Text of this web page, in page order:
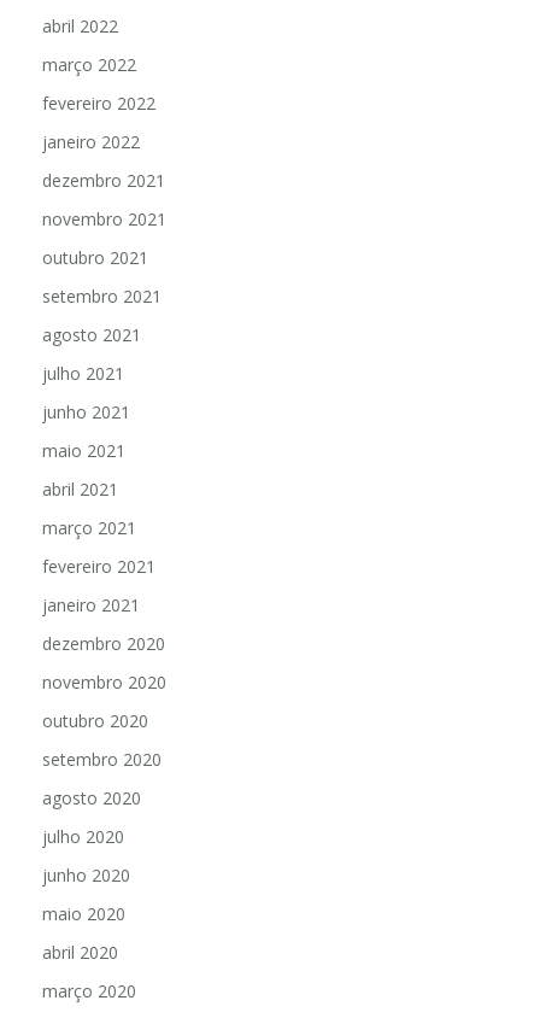
abril 2022
março 2022
fevereiro 2022
janeiro 2022
dezembro 2021
novembro 2021
outubro 2021
setembro 2021
agosto 2021
julho 2021
junho 2021
maio 2021
abril 2021
março 2021
fevereiro 2021
janeiro 2021
dezembro 2020
novembro 2020
outubro 2020
setembro 2020
agosto 2020
julho 2020
junho 2020
maio 2020
abril 2020
março 2020